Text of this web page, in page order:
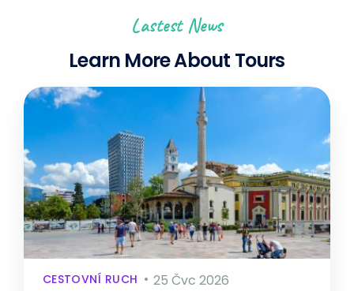
Lastest News
Learn More About Tours
CESTOVNÍ RUCH 25 Čvc 2026